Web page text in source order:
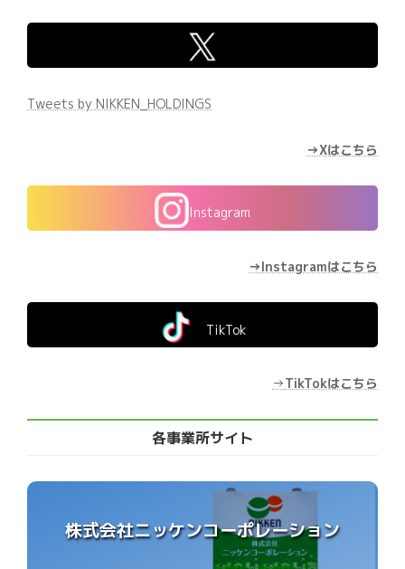
Tweets by NIKKEN_HOLDINGS
→Xはこちら
Instagram
→Instagramはこちら
TikTok
→TikTokはこちら
各事業所サイト
株式会社ニッケンコーポレーション